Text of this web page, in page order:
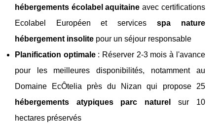
hébergements écolabel aquitaine avec certifications
Ecolabel Européen et services spa nature
hébergement insolite pour un séjour responsable
Planification optimale: Réserver 2-3 mois à l'avance
pour les meilleures disponibilités, notamment au
Domaine EcÔtelia près du Nizan qui propose 25
hébergements atypiques parc naturel
sur 10
hectares préservés